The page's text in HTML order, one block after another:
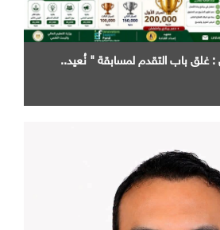
: غلق باب التقدم لمسابقة " نُعيد..